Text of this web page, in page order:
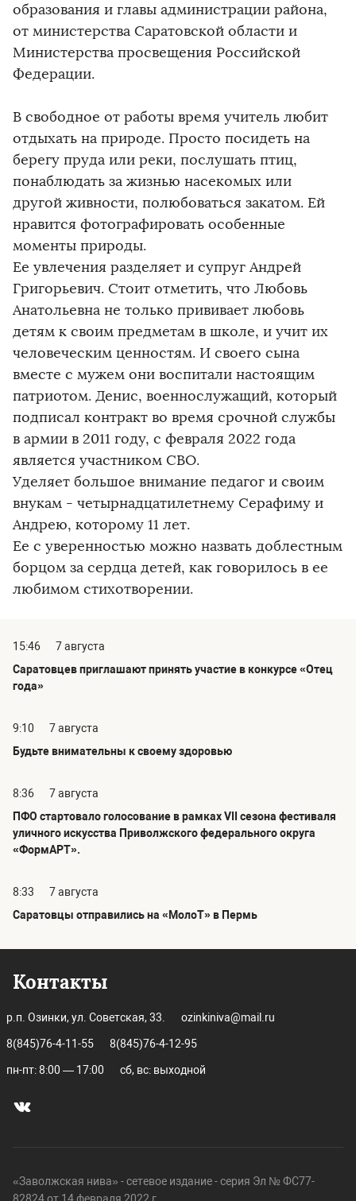
образования и главы администрации района,
от министерства Саратовской области и
Министерства просвещения Российской
Федерации.
В свободное от работы время учитель любит
отдыхать на природе. Просто посидеть на
берегу пруда или реки, послушать птиц,
понаблюдать за жизнью насекомых или
другой живности, полюбоваться закатом. Ей
нравится фотографировать особенные
моменты природы.
Ее увлечения разделяет и супруг Андрей
Григорьевич. Стоит отметить, что Любовь
Анатольевна не только прививает любовь
детям к своим предметам в школе, и учит их
человеческим ценностям. И своего сына
вместе с мужем они воспитали настоящим
патриотом. Денис, военнослужащий, который
подписал контракт во время срочной службы
в армии в 2011 году, с февраля 2022 года
является участником СВО.
Уделяет большое внимание педагог и своим
внукам - четырнадцатилетнему Серафиму и
Андрею, которому 11 лет.
Ее с уверенностью можно назвать доблестным
борцом за сердца детей, как говорилось в ее
любимом стихотворении.
15:46
7 августа
Саратовцев приглашают принять участие в конкурсе «Отец
года»
9:10
7 августа
Будьте внимательны к своему здоровью
8:36
7 августа
ПФО стартовало голосование в рамках VII сезона фестиваля
уличного искусства Приволжского федерального округа
«ФормАРТ».
8:33
7 августа
Саратовцы отправились на «МолоТ» в Пермь
Контакты
р.п. Озинки, ул. Советская, 33. ozinkiniva@mail.ru
8(845)76-4-11-55 8(845)76-4-12-95
пн-пт: 8:00 — 17:00 сб, вс: выходной
«Заволжская нива» - сетевое издание - серия Эл № ФС77-